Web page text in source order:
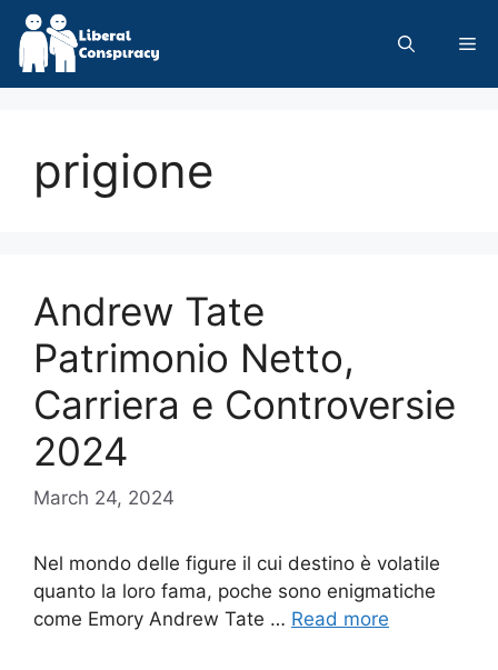
Skip
content
prigione
Andrew Tate
Patrimonio Netto,
Carriera e Controversie
2024
March 24, 2024
Nel mondo delle figure il cui destino è volatile
quanto la loro fama, poche sono enigmatiche
come Emory Andrew Tate … Read more